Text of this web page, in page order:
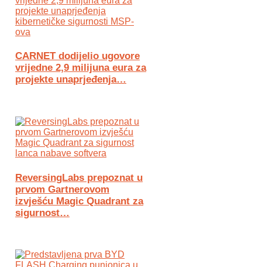
CARNET dodijelio ugovore
vrijedne 2,9 milijuna eura za
projekte unaprjeđenja…
ReversingLabs prepoznat u
prvom Gartnerovom
izvješću Magic Quadrant za
sigurnost…